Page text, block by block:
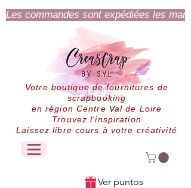
Les commandes sont expédiées les
Votre boutique de fournitures de
scrapbooking
en région Centre Val de Loire
Trouvez l'inspiration
Laissez libre cours à votre créativité
Ver puntos